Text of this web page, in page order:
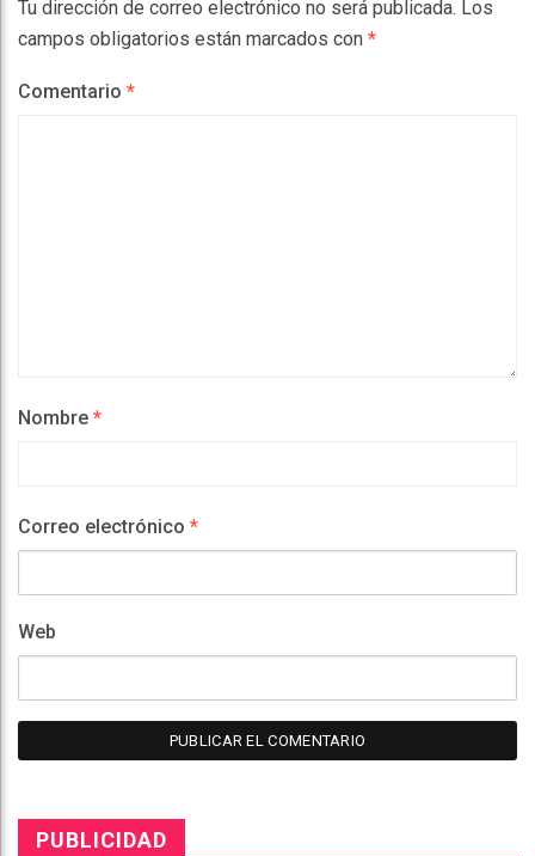
Tu dirección de correo electrónico no será publicada. Los
campos obligatorios están marcados con *
Comentario *
Nombre *
Correo electrónico *
Web
PUBLICIDAD